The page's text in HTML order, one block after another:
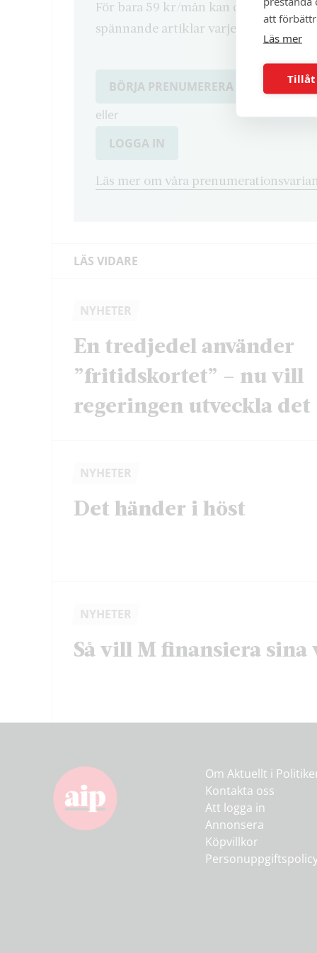
att
Läs mer
Tillåt
För bara 59 kr/mån kan du läsa både
spännande artiklar varje månad.
BÖRJA PRENUMERERA
eller
LOGGA IN
Läs mer om våra
LÄS VIDARE
NYHETER
En tredjedel använder
”fritidskortet” – nu vill
regeringen utveckla det
NYHETER
Det händer i höst
NYHETER
Så vill M finansiera sina
Om Aktuellt i
Kontakta oss
Att logga in
Annonsera
Köpvillkor